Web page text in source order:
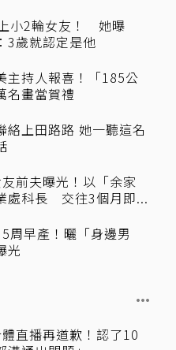
小2輪女友！ 她曝
3歲就認定是他
主持人報喜！「185公
名畫當賀禮
絡上田路路 她一聽這名
前夫曝光！以「余家
處科長 交往3個月即...
周早產！曬「身邊男
光
直播再道歉！認了10